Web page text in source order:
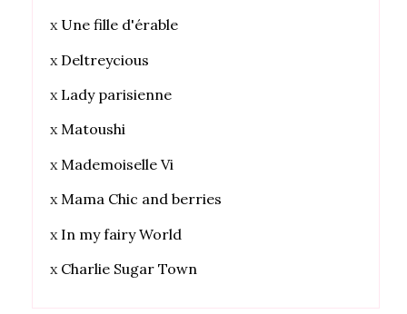
x Une fille d'érable
x Deltreycious
x Lady parisienne
xMatoushi
x Mademoiselle Vi
xMama Chic and berries
x In my fairy World
x Charlie Sugar Town